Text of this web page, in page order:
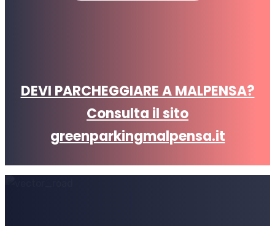
DEVI PARCHEGGIARE A MALPENSA?
Consulta il sito
greenparkingmalpensa.it